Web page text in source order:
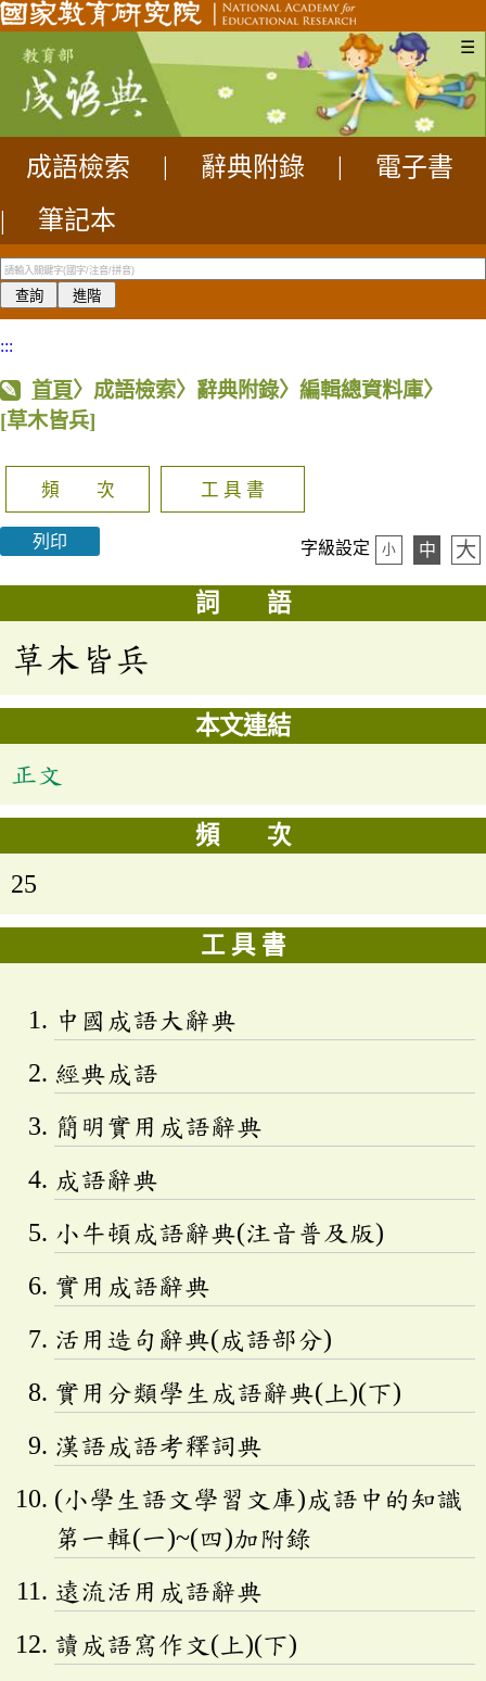
☰
成語檢索 辭典附錄
電子書
|
筆記本
:::
首頁〉成語檢索〉辭典附錄〉編輯總資料庫〉
[草木皆兵]
頻 次 工 具 書
列印 字級設定 小 中 大
詞 語
草木皆兵
本文連結
正文
頻 次
25
工 具 書
中國成語大辭典
經典成語
簡明實用成語辭典
成語辭典
小牛頓成語辭典(注音普及版)
實用成語辭典
活用造句辭典(成語部分)
實用分類學生成語辭典(上)(下)
漢語成語考釋詞典
(小學生語文學習文庫)成語中的知識
第一輯(一)~(四)加附錄
遠流活用成語辭典
讀成語寫作文(上)(下)